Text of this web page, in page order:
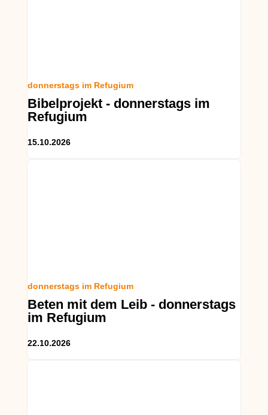
donnerstags im Refugium
Bibelprojekt - donnerstags im
Refugium
15.10.2026
donnerstags im Refugium
Beten mit dem Leib - donnerstags
im Refugium
22.10.2026